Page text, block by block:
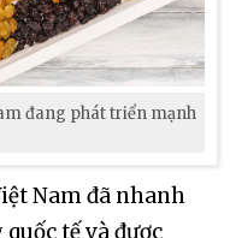
đang phát triển mạnh
Nam đã nhanh
tế và được